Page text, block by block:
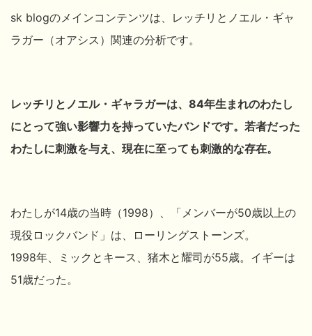
sk blogのメインコンテンツは、レッチリとノエル・ギャ
ラガー（オアシス）関連の分析です。
レッチリとノエル・ギャラガーは、84年生まれのわたし
にとって強い影響力を持っていたバンドです。若者だった
わたしに刺激を与え、現在に至っても刺激的な存在。
わたしが14歳の当時（1998）、「メンバーが50歳以上の
現役ロックバンド」は、ローリングストーンズ。
1998年、ミックとキース、猪木と耀司が55歳。イギーは
51歳だった。